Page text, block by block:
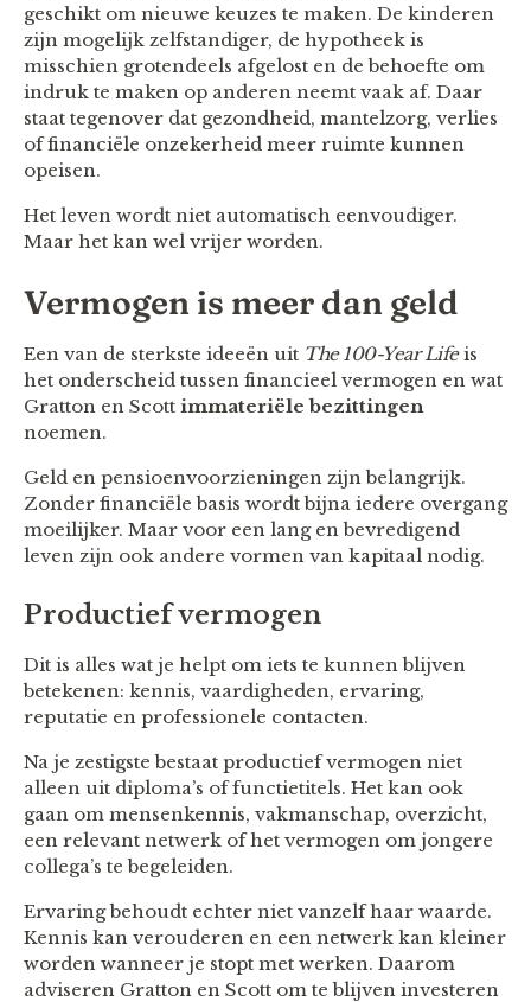
geschikt om nieuwe keuzes te maken. De kinderen
zijn mogelijk zelfstandiger, de hypotheek is
misschien grotendeels afgelost en de behoefte om
indruk te maken op anderen neemt vaak af. Daar
staat tegenover dat gezondheid, mantelzorg, verlies
of financiële onzekerheid meer ruimte kunnen
opeisen.
Het leven wordt niet automatisch eenvoudiger.
Maar het kan wel vrijer worden.
Vermogen is meer dan geld
Een van de sterkste ideeën uit The 100-Year Lifeis
het onderscheid tussen financieel vermogen en wat
Gratton en Scott immateriële bezittingen
noemen.
Geld en pensioenvoorzieningen zijn belangrijk.
Zonder financiële basis wordt bijna iedere overgang
moeilijker. Maar voor een lang en bevredigend
leven zijn ook andere vormen van kapitaal nodig.
Productief vermogen
Dit is alles wat je helpt om iets te kunnen blijven
betekenen: kennis, vaardigheden, ervaring,
reputatie en professionele contacten.
Na je zestigste bestaat productief vermogen niet
alleen uit diploma’s of functietitels. Het kan ook
gaan om mensenkennis, vakmanschap, overzicht,
een relevant netwerk of het vermogen om jongere
collega’s te begeleiden.
Ervaring behoudt echter niet vanzelf haar waarde.
Kennis kan verouderen en een netwerk kan kleiner
worden wanneer je stopt met werken. Daarom
adviseren Gratton en Scott om te blijven investeren